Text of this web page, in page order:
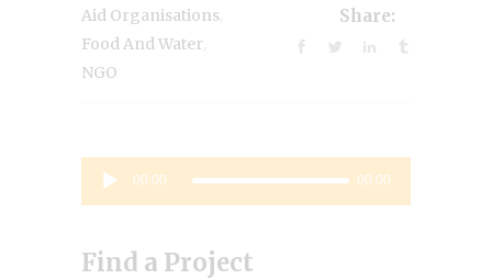
Aid Organisations
Food And Water
NGO
Share:
Audio
00:00 00:00
Find a Project